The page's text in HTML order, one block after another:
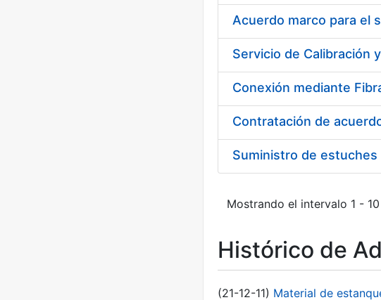
Acuerdo marco para el
Suministro de
Mostrando el intervalo 1 -
Histórico de
(21-12-11) Material de